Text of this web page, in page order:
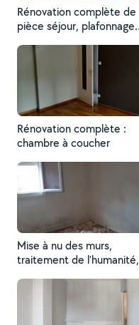
Rénovation complète de
pièce séjour, plafonnage
tapissage de murs et
vitrification parquet.
Rénovation complète :
chambre à coucher
Mise à nu des murs,
traitement de l'humanité,
intérieur...photos avant
réalisation.